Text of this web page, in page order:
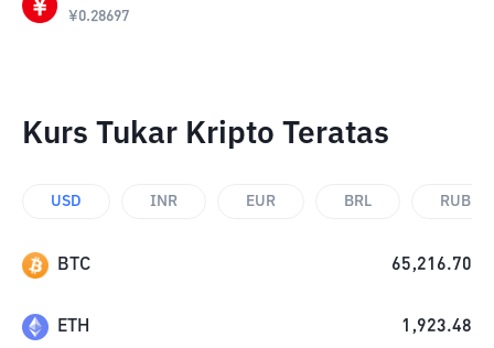
¥0.28697
Kurs Tukar Kripto Teratas
USD INR EUR BRL RUB
BTC 65,216.70
ETH 1,923.48